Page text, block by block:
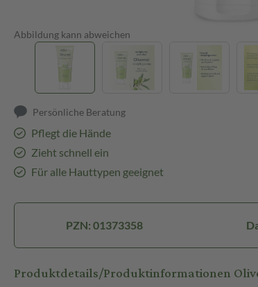
Abbildung kann abweichen
Persönliche Beratung
Pflegt die Hände
Zieht schnell ein
Für alle Hauttypen geeignet
PZN: 01373358
Produktdetails/Produktinformationen